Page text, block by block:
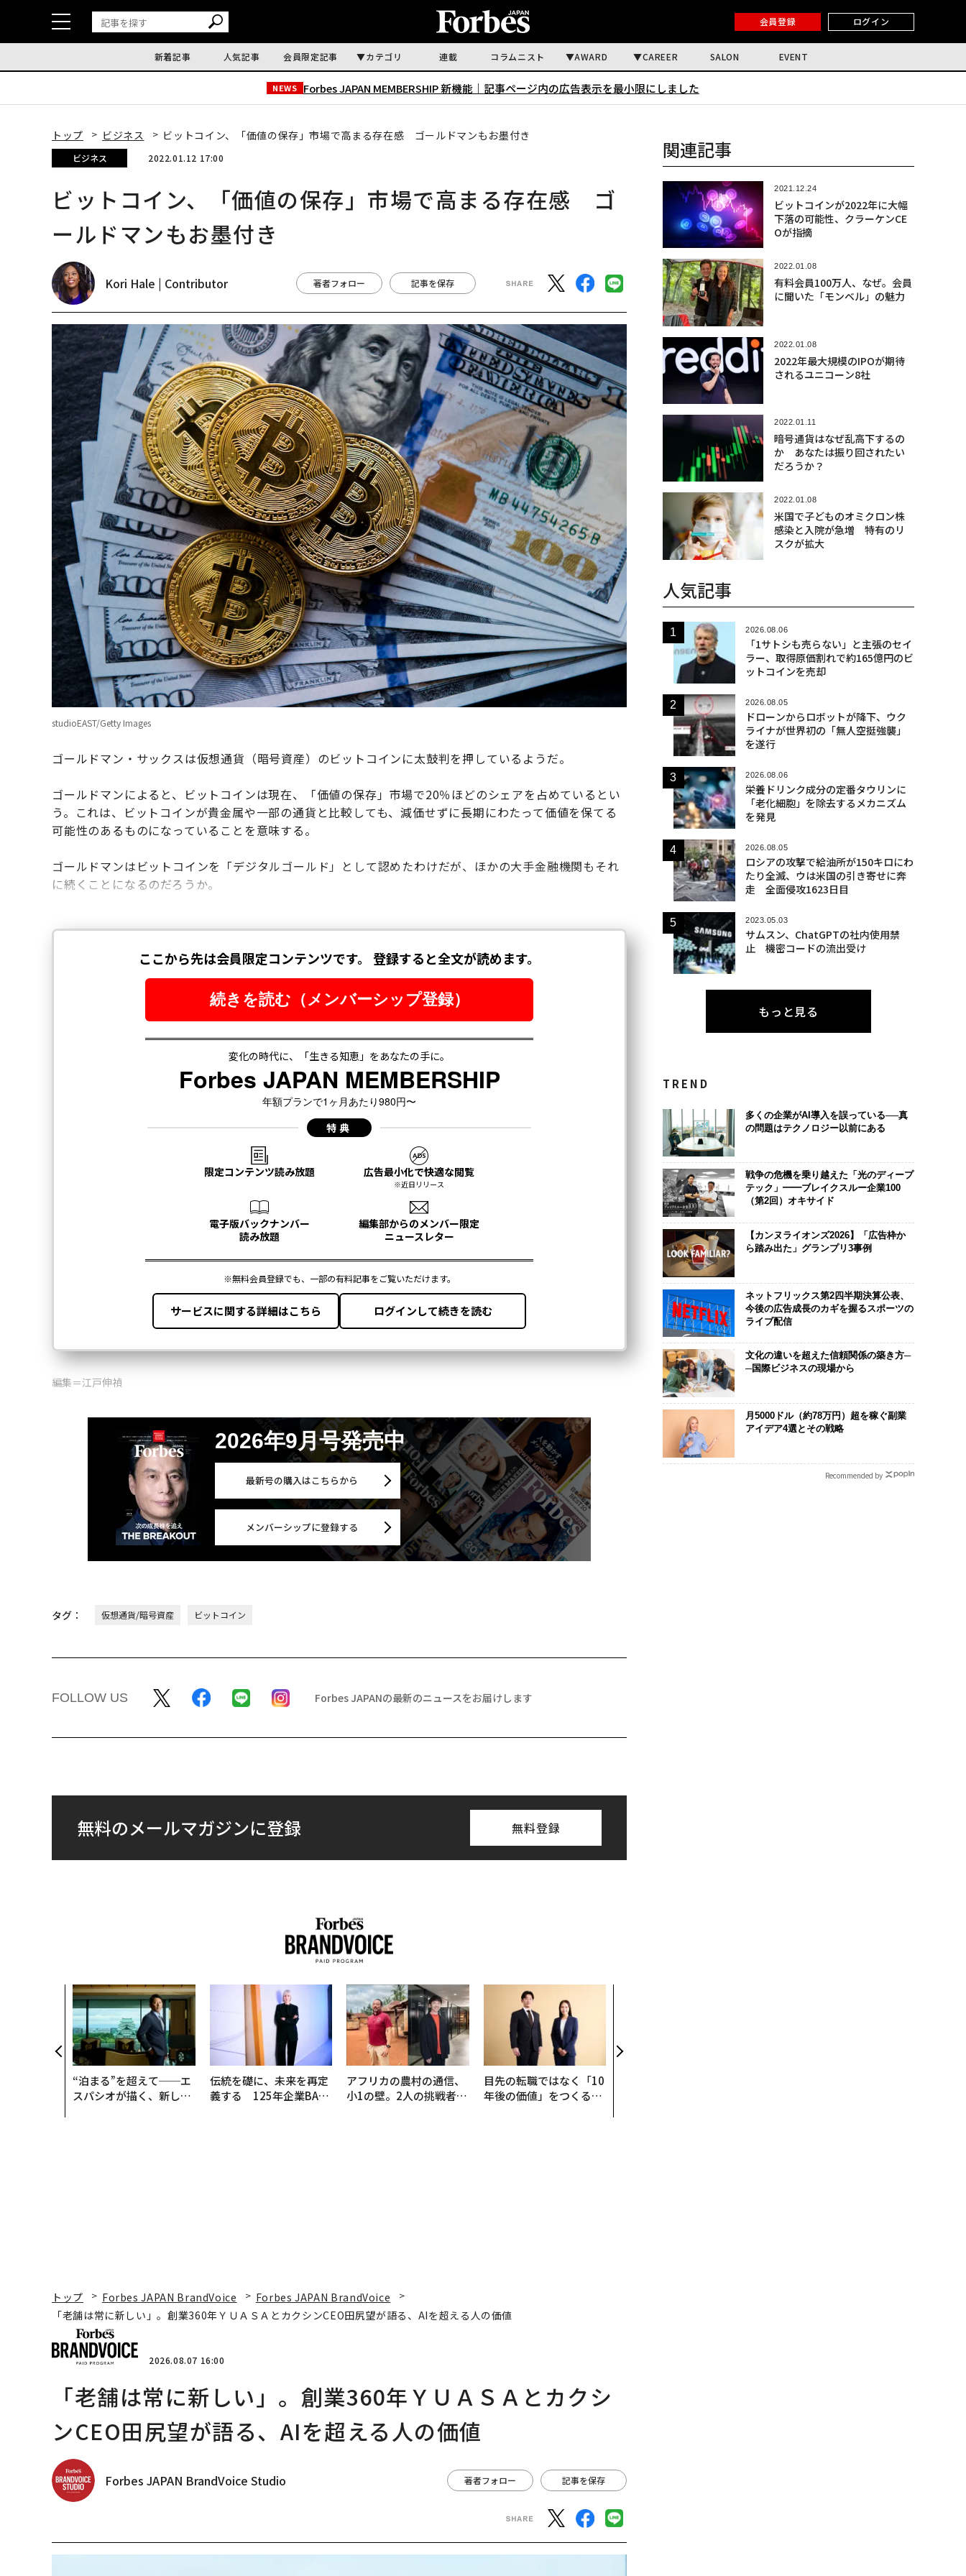
会員登録 ログイン
新着記事 人気記事 会員限定記事 カテゴリ 連載 コラムニスト AWARD CAREER SALON EVENT
NEWS Forbes JAPAN MEMBERSHIP 新機能｜ 記事ページ内の広告表示を最小限にしました
トップ ビジネス ビットコイン、「価値の保存」市場で高まる存在感 ゴールドマンもお墨付き
ビジネス 2022.01.12 17:00
ビットコイン、「価値の保存」市場で高まる存在感 ゴ
ールドマンもお墨付き
Kori Hale | Contributor 著者フォロー 記事を保存
studioEAST/Getty Images
ゴールドマン・サックスは仮想通貨（暗号資産）のビットコインに太鼓判を押しているようだ。
ゴールドマンによると、ビットコインは現在、「価値の保存」市場で20％ほどのシェアを占めているとい
う。これは、ビットコインが貴金属や一部の通貨と比較しても、減価せずに長期にわたって価値を保てる
可能性のあるものになっていることを意味する。
ゴールドマンはビットコインを「デジタルゴールド」として認めたわけだが、ほかの大手金融機関もそれ
に続くことになるのだろうか。
編集＝江戸伸禎
2026年9月号発売中
最新号の購入はこちらから
メンバーシップに登録する
タグ： 仮想通貨/暗号資産 ビットコイン
FOLLOW US Forbes JAPANの最新のニュースをお届けします
無料のメールマガジンに登録 無料登録
“泊まる”を超えて──エ
スパシオが描く、新しい
伝統を礎に、未来を再定
義する 125年企業BAT
アフリカの農村の通信、
小1の壁。2人の挑戦者が
目先の転職ではなく「10
年後の価値」をつくる─
年の答え
関連記事
2021.12.24
ビットコインが2022年に大幅
下落の可能性、クラーケンCE
Oが指摘
2022.01.08
有料会員100万人、なぜ。会員
に聞いた「モンベル」の魅力
2022.01.08
2022年最大規模のIPOが期待
されるユニコーン8社
2022.01.11
暗号通貨はなぜ乱高下するの
か あなたは振り回されたい
だろうか？
2022.01.08
米国で子どものオミクロン株
感染と入院が急増 特有のリ
スクが拡大
人気記事
2026.08.06
「1サトシも売らない」と主張のセイ
ラー、取得原価割れで約165億円のビ
ットコインを売却
2026.08.05
ドローンからロボットが降下、ウク
ライナが世界初の「無人空挺強襲」
を遂行
2026.08.06
栄養ドリンク成分の定番タウリンに
「老化細胞」を除去するメカニズム
を発見
2026.08.05
ロシアの攻撃で給油所が150キロにわ
たり全滅、ウは米国の引き寄せに奔
走 全面侵攻1623日目
2023.05.03
サムスン、ChatGPTの社内使用禁
止 機密コードの流出受け
もっと見る
TREND
多くの企業がAI導入を誤っている──真
の問題はテクノロジー以前にある
戦争の危機を乗り越えた「光のディープ
テック」━━ブレイクスルー企業100
（第2回）オキサイド
【カンヌライオンズ2026】「広告枠か
ら踏み出た」グランプリ3事例
ネットフリックス第2四半期決算公表、
今後の広告成長のカギを握るスポーツの
ライブ配信
文化の違いを超えた信頼関係の築き方─
─国際ビジネスの現場から
月5000ドル（約78万円）超を稼ぐ副業
アイデア4選とその戦略
Recommended by
トップ Forbes JAPAN BrandVoice
Forbes JAPAN BrandVoice
「老舗は常に新しい」。創業360年ＹＵＡＳＡとカクシンCEO田尻望が語る、AIを超える人の価値
2026.08.07 16:00
「老舗は常に新しい」。創業360年ＹＵＡＳＡとカクシ
ンCEO田尻望が語る、AIを超える人の価値
Forbes JAPAN BrandVoice Studio 著者フォロー 記事を保存